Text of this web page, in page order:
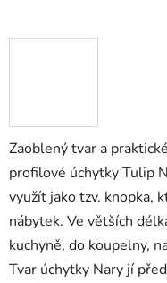
Zaoblený tvar a
profilové úchytky Tulip
využít jako tzv. knopka,
nábytek. Ve větších
kuchyně, do koupelny,
Tvar úchytky Nary jí